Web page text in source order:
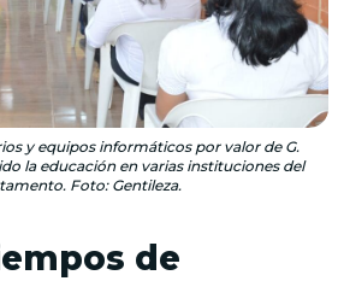
y equipos informáticos por valor de G.
la educación en varias instituciones del
Foto: Gentileza.
de